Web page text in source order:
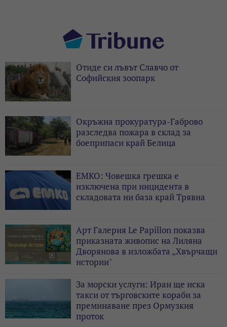
Отиде си лъвът Славчо от
Софийския зоопарк
Окръжна прокуратура-Габрово
разследва пожара в склад за
боеприпаси край Белица
ЕМКО: Човешка грешка е
изключена при инцидента в
складовата ни база край Трявна
Арт Галерия Le Papillon показва
приказната живопис на Лиляна
Дворянова в изложбата „Хвърчащи
истории"
За морски услуги: Иран ще иска
такси от търговските кораби за
преминаване през Ормузкия
проток